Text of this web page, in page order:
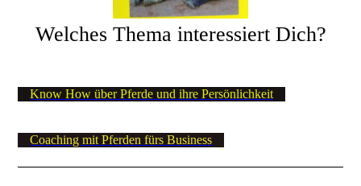
Welches Thema interessiert Dich?
Know How über Pferde und ihre Persönlichkeit
Coaching mit Pferden fürs Business